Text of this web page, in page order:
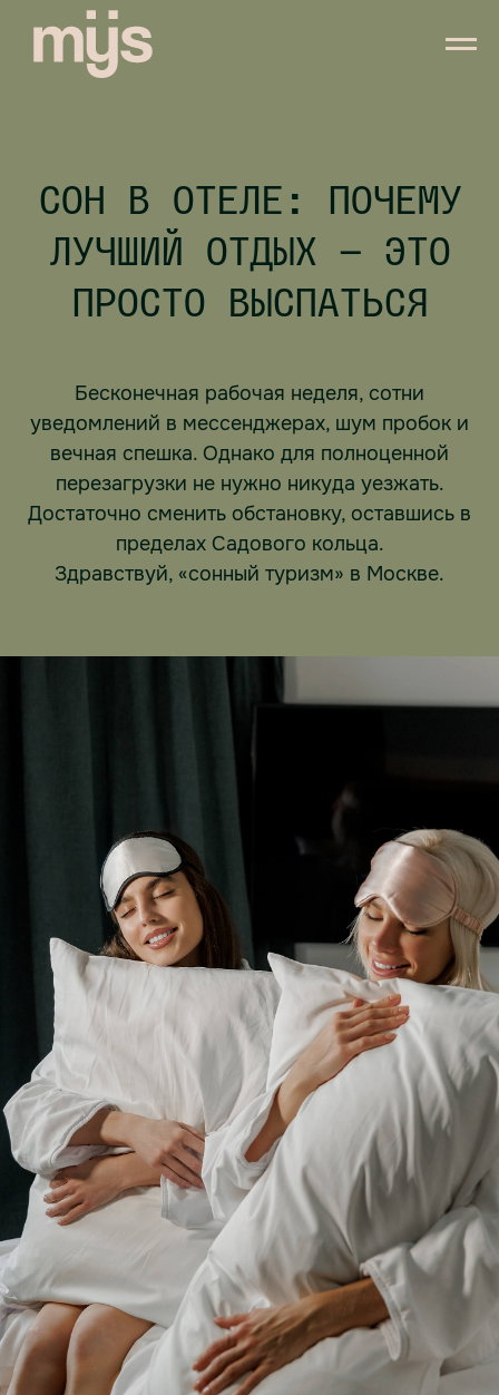
СОН В ОТЕЛЕ: ПОЧЕМУ
ЛУЧШИЙ ОТДЫХ — ЭТО
ПРОСТО ВЫСПАТЬСЯ
Бесконечная рабочая неделя, сотни
уведомлений в мессенджерах, шум пробок и
вечная спешка. Однако для полноценной
перезагрузки не нужно никуда уезжать.
Достаточно сменить обстановку, оставшись в
пределах Садового кольца.
Здравствуй, «сонный туризм» в Москве.